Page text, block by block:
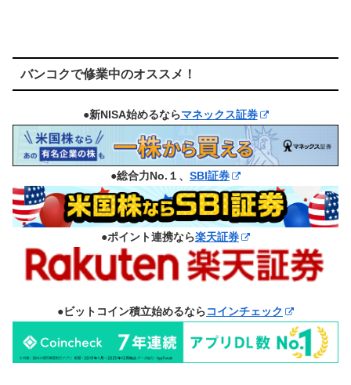
バンコクで修業中のオススメ！
●新NISA始めるならマネックス証券
●総合力No.１、 SBI証券
●ポイント連携なら楽天証券
●ビットコイン積立始めるならコインチェック